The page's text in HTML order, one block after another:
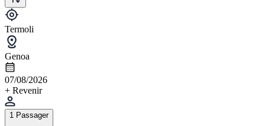
Termoli
Genoa
07/08/2026
+ Revenir
1 Passager